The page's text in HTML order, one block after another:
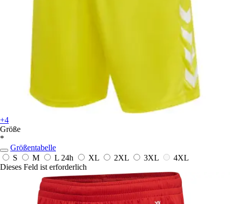
+4
Größe
*
Größentabelle
S
M L 24h XL 2XL 3XL
4XL
Dieses Feld ist erforderlich